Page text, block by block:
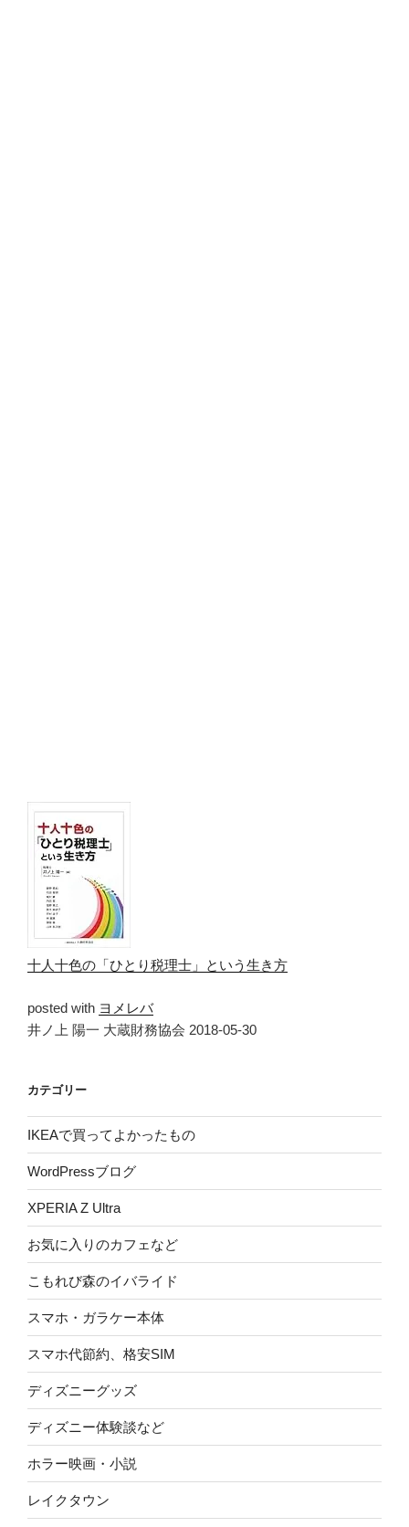
十人十色の「ひとり税理士」という生き方
posted with ヨメレバ
井ノ上 陽一 大蔵財務協会 2018-05-30
カテゴリー
IKEAで買ってよかったもの
WordPressブログ
XPERIA Z Ultra
お気に入りのカフェなど
こもれび森のイバライド
スマホ・ガラケー本体
スマホ代節約、格安SIM
ディズニーグッズ
ディズニー体験談など
ホラー映画・小説
レイクタウン